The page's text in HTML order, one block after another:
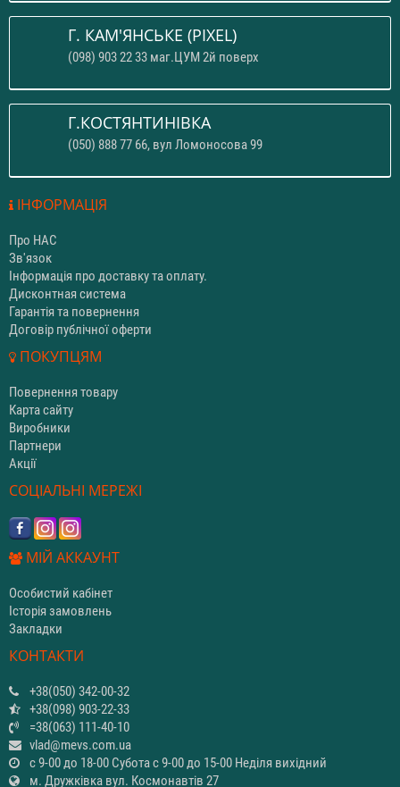
Г. КАМ'ЯНСЬКЕ (PIXEL)
(098) 903 22 33 маг.ЦУМ 2й поверх
Г.КОСТЯНТИНІВКА
(050) 888 77 66, вул Ломоносова 99
ІНФОРМАЦІЯ
Про НАС
Зв'язок
Інформація про доставку та оплату.
Дисконтная система
Гарантія та повернення
Договір публічної оферти
ПОКУПЦЯМ
Повернення товару
Карта сайту
Виробники
Партнери
Акції
СОЦІАЛЬНІ МЕРЕЖІ
МІЙ АККАУНТ
Особистий кабінет
Історія замовлень
Закладки
КОНТАКТИ
+38(050) 342-00-32
+38(098) 903-22-33
=38(063) 111-40-10
vlad@mevs.com.ua
с 9-00 до 18-00 Субота с 9-00 до 15-00 Неділя вихідний
м. Дружківка вул. Космонавтів 27